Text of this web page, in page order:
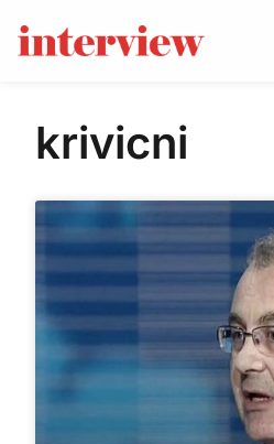
krivicni